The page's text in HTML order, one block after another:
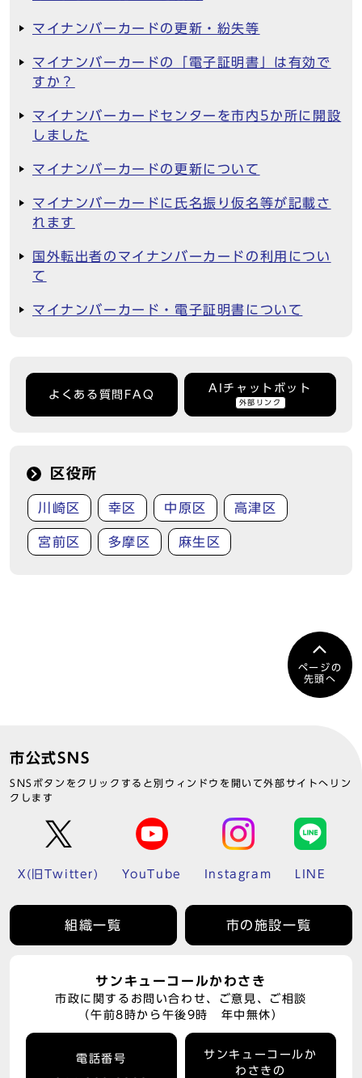
マイナンバーカードの更新・紛失等
マイナンバーカードの「電子証明書」は有効で
すか？
マイナンバーカードセンターを市内5か所に開設
しました
マイナンバーカードの更新について
マイナンバーカードに氏名振り仮名等が記載さ
れます
国外転出者のマイナンバーカードの利用につい
て
マイナンバーカード・電子証明書について
よくある質問FAQ
AIチャットボット
外部リンク
区役所
川崎区 幸区 中原区 高津区
宮前区 多摩区 麻生区
ページの
先頭へ
市公式SNS
SNSボタンをクリックすると別ウィンドウを開いて外部サイトへリン
クします
X(旧Twitter) YouTube Instagram LINE
組織一覧 市の施設一覧
サンキューコールかわさき
市政に関するお問い合わせ、ご意見、ご相談
（午前8時から午後9時 年中無休）
電話番号
サンキューコールか
わさきの